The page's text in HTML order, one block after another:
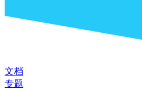
文档
专题